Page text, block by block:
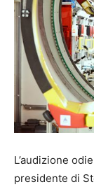
L’audizione
presidente di